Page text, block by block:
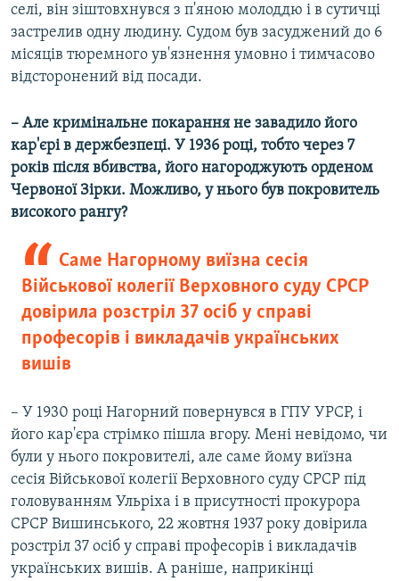
селі, він зіштовхнувся з п'яною молоддю і в сутичці
застрелив одну людину. Судом був засуджений до 6
місяців тюремного ув'язнення умовно і тимчасово
відсторонений від посади.
– Але кримінальне покарання не завадило його
кар'єрі в держбезпеці. У 1936 році, тобто через 7
років після вбивства, його нагороджують орденом
Червоної Зірки. Можливо, у нього був покровитель
високого рангу?
Саме Нагорному виїзна сесія
Військової колегії Верховного суду СРСР
довірила розстріл 37 осіб у справі
професорів і викладачів українських
вишів
– У 1930 році Нагорний повернувся в ГПУ УРСР, і
його кар'єра стрімко пішла вгору. Мені невідомо, чи
були у нього покровителі, але саме йому виїзна
сесія Військової колегії Верховного суду СРСР під
головуванням Ульріха і в присутності прокурора
СРСР Вишинського, 22 жовтня 1937 року довірила
розстріл 37 осіб у справі професорів і викладачів
українських вишів. А раніше, наприкінці